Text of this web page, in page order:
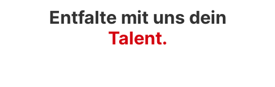
Entfalte mit uns dein
Talent.